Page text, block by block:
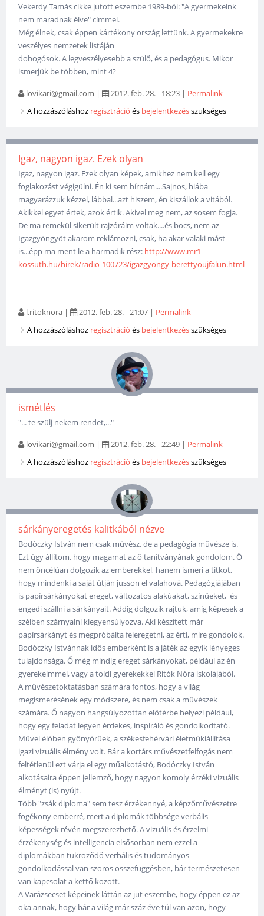
Vekerdy Tamás cikke jutott eszembe 1989-ből: "A gyermekeink
nem maradnak élve" címmel.
Még élnek, csak éppen kártékony ország lettünk. A gyermekekre
veszélyes nemzetek listáján
dobogósok. A legveszélyesebb a szülő, és a pedagógus. Mikor
ismerjük be többen, mint 4?
lovikari@gmail.com | 2012. feb. 28. - 18:23 | Permalink
A hozzászóláshoz regisztráció és bejelentkezésszükséges
Igaz, nagyon igaz. Ezek olyan
Igaz, nagyon igaz. Ezek olyan képek, amikhez nem kell egy
foglakozást végigülni. Én ki sem bírnám....Sajnos, hiába
magyarázzuk kézzel, lábbal...azt hiszem, én kiszállok a vitából.
Akikkel egyet értek, azok értik. Akivel meg nem, az sosem fogja.
De ma remekül sikerült rajzóráim voltak....és bocs, nem az
Igazgyöngyöt akarom reklámozni, csak, ha akar valaki mást
is...épp ma ment le a harmadik rész: http://www.mr1-
kossuth.hu/hirek/radio-100723/igazgyongy-berettyoujfalun.html
l.ritoknora | 2012. feb. 28. - 21:07 | Permalink
A hozzászóláshoz regisztráció és bejelentkezésszükséges
ismétlés
"... te szülj nekem rendet,..."
lovikari@gmail.com | 2012. feb. 28. - 22:49 | Permalink
A hozzászóláshoz regisztráció és bejelentkezésszükséges
sárkányeregetés kalitkából nézve
Bodóczky István nem csak művész, de a pedagógia művésze is.
Ezt úgy állítom, hogy magamat az ő tanítványának gondolom. Ő
nem öncélúan dolgozik az emberekkel, hanem ismeri a titkot,
hogy mindenki a saját útján jusson el valahová. Pedagógiájában
is papírsárkányokat ereget, változatos alakúakat, színűeket, és
engedi szállni a sárkányait. Addig dolgozik rajtuk, amíg képesek a
szélben szárnyalni kiegyensúlyozva. Aki készített már
papírsárkányt és megpróbálta feleregetni, az érti, mire gondolok.
Bodóczky Istvánnak idős emberként is a játék az egyik lényeges
tulajdonsága. Ő még mindig ereget sárkányokat, például az én
gyerekeimmel, vagy a toldi gyerekekkel Ritók Nóra iskolájából.
A művészetoktatásban számára fontos, hogy a világ
megismerésének egy módszere, és nem csak a művészek
számára. Ő nagyon hangsúlyozottan előtérbe helyezi például,
hogy egy feladat legyen érdekes, inspiráló és gondolkodtató.
Művei élőben gyönyörűek, a székesfehérvári életműkiállítása
igazi vizuális élmény volt. Bár a kortárs művészetfelfogás nem
feltétlenül ezt várja el egy műalkotástó, Bodóczky István
alkotásaira éppen jellemző, hogy nagyon komoly érzéki vizuális
élményt (is) nyújt.
Több "zsák diploma" sem tesz érzékennyé, a képzőművészetre
fogékony emberré, mert a diplomák többsége verbális
képességek révén megszerezhető. A vizuális és érzelmi
érzékenység és intelligencia elsősorban nem ezzel a
diplomákban tükröződő verbális és tudományos
gondolkodással van szoros összefüggésben, bár természetesen
van kapcsolat a kettő között.
A Varázsecset képeinek láttán az jut eszembe, hogy éppen ez az
oka annak, hogy bár a világ már száz éve túl van azon, hogy